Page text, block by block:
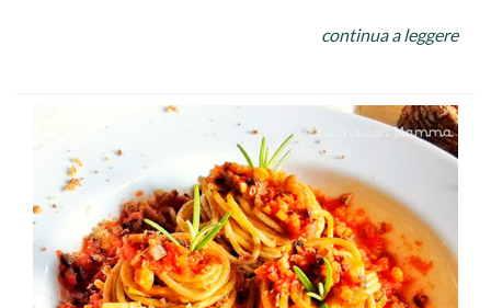
eliminare i semi e frullali a crema. Tosta i pinoli e tritali.
Cuoci i pennoni secondo le istruzioni sulla confezione,
scolali e ripassali nel condimento appena preparato
continua a leggere